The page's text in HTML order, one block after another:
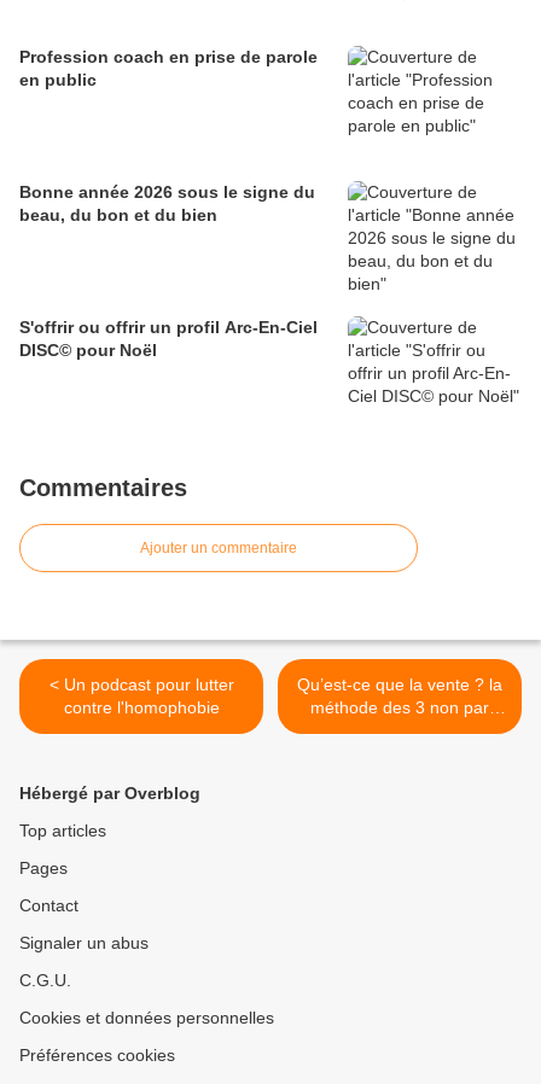
Profession coach en prise de parole
en public
Bonne année 2026 sous le signe du
beau, du bon et du bien
S'offrir ou offrir un profil Arc-En-Ciel
DISC© pour Noël
Commentaires
Ajouter un commentaire
< Un podcast pour lutter
contre l'homophobie
Qu’est-ce que la vente ? la
méthode des 3 non par
Jean-Pierre VEYRAT >
Hébergé par Overblog
Top articles
Pages
Contact
Signaler un abus
C.G.U.
Cookies et données personnelles
Préférences cookies